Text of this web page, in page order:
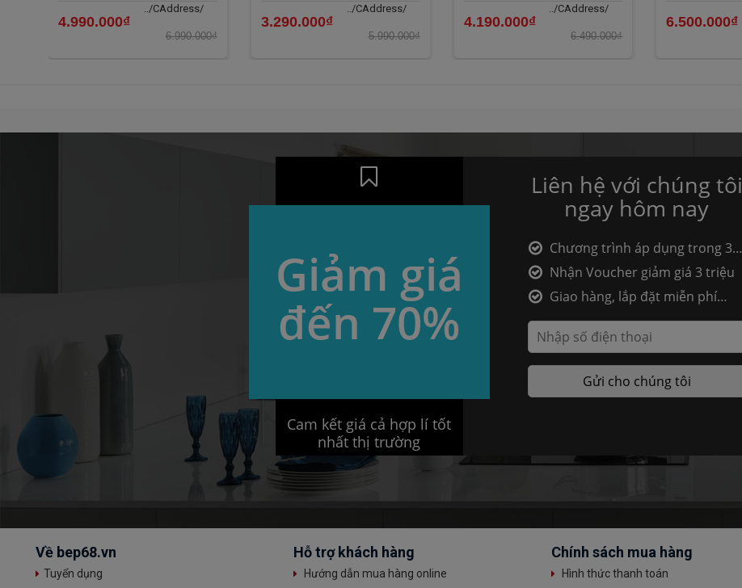
../CAddress/
4.990.000₫
6.990.000₫
../CAddress/
3.290.000₫
5.990.000₫
../CAddress/
4.190.000₫
6.490.000₫
6.500.000₫
Cam kết giá cả hợp lí tốt
nhất thị trường
Giảm giá
đến 70%
Liên hệ với chúng tôi
ngay hôm nay
Chương trình áp dụng trong 3
ngày
Nhận Voucher giảm giá 3 triệu
Giao hàng, lắp đặt miễn phí
20km
Về bep68.vn
Tuyển dụng
Hỗ trợ khách hàng
Hướng dẫn mua hàng online
Chính sách mua hàng
Hình thức thanh toán